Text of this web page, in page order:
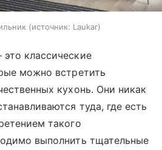
источник: Laukar
классические
можно встретить
кухонь. Они никак
туда, где есть
такого
выполнить тщательные